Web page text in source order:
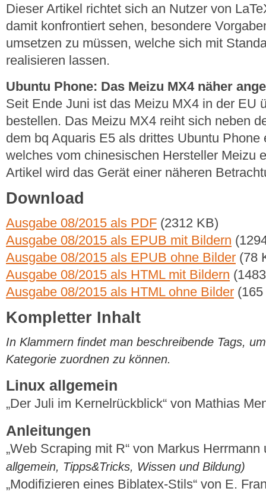
Dieser Artikel richtet sich an Nutzer von
damit konfrontiert sehen, besondere
umsetzen zu müssen, welche sich mit
realisieren lassen.
Ubuntu Phone: Das Meizu MX4 näher
Seit Ende Juni ist das Meizu MX4 in der EU
bestellen. Das Meizu MX4 reiht sich neben
dem bq Aquaris E5 als drittes Ubuntu
welches vom chinesischen Hersteller Meizu
Artikel wird das Gerät einer näheren
Download
Ausgabe 08/2015 als PDF (2312 KB)
Ausgabe 08/2015 als EPUB mit Bildern
Ausgabe 08/2015 als EPUB ohne Bilder (78
Ausgabe 08/2015 als HTML mit Bildern
Ausgabe 08/2015 als HTML ohne Bilder
Kompletter Inhalt
In Klammern findet man beschreibende Tags,
Kategorie zuordnen zu können.
Linux allgemein
„Der Juli im Kernelrückblick“ von Mathias
Anleitungen
„Web Scraping mit R“ von Markus
allgemein, Tipps&Tricks, Wissen und Bildung)
„Modifizieren eines Biblatex-Stils“ von E.